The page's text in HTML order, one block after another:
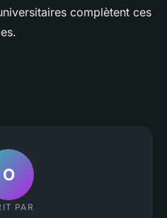
complètent ces
O
PAR